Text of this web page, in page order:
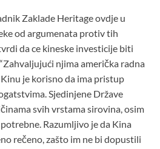
Zaklade Heritage ovdje u
od argumenata protiv tih
da ce kineske investicije biti
njima američka radna
je korisno da ima pristup
Sjedinjene Države
svih vrstama sirovina, osim
Razumljivo je da Kina
rečeno, zašto im ne bi dopustili